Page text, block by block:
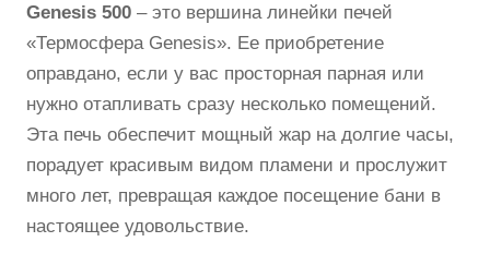
Genesis 500 – это вершина линейки печей
«Термосфера Genesis». Ее приобретение
оправдано, если у вас просторная парная или
нужно отапливать сразу несколько помещений.
Эта печь обеспечит мощный жар на долгие часы,
порадует красивым видом пламени и прослужит
много лет, превращая каждое посещение бани в
настоящее удовольствие.